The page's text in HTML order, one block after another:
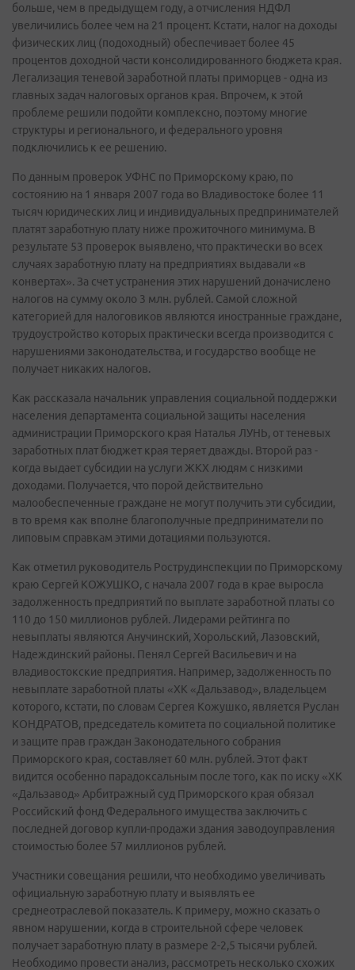
больше, чем в предыдущем году, а отчисления НДФЛ
увеличились более чем на 21 процент. Кстати, налог на доходы
физических лиц (подоходный) обеспечивает более 45
процентов доходной части консолидированного бюджета края.
Легализация теневой заработной платы приморцев - одна из
главных задач налоговых органов края. Впрочем, к этой
проблеме решили подойти комплексно, поэтому многие
структуры и регионального, и федерального уровня
подключились к ее решению.
По данным проверок УФНС по Приморскому краю, по
состоянию на 1 января 2007 года во Владивостоке более 11
тысяч юридических лиц и индивидуальных предпринимателей
платят заработную плату ниже прожиточного минимума. В
результате 53 проверок выявлено, что практически во всех
случаях заработную плату на предприятиях выдавали «в
конвертах». За счет устранения этих нарушений доначислено
налогов на сумму около 3 млн. рублей. Самой сложной
категорией для налоговиков являются иностранные граждане,
трудоустройство которых практически всегда производится с
нарушениями законодательства, и государство вообще не
получает никаких налогов.
Как рассказала начальник управления социальной поддержки
населения департамента социальной защиты населения
администрации Приморского края Наталья ЛУНЬ, от теневых
заработных плат бюджет края теряет дважды. Второй раз -
когда выдает субсидии на услуги ЖКХ людям с низкими
доходами. Получается, что порой действительно
малообеспеченные граждане не могут получить эти субсидии,
в то время как вполне благополучные предприниматели по
липовым справкам этими дотациями пользуются.
Как отметил руководитель Рострудинспекции по Приморскому
краю Сергей КОЖУШКО, с начала 2007 года в крае выросла
задолженность предприятий по выплате заработной платы со
110 до 150 миллионов рублей. Лидерами рейтинга по
невыплаты являются Анучинский, Хорольский, Лазовский,
Надеждинский районы. Пенял Сергей Васильевич и на
владивостокские предприятия. Например, задолженность по
невыплате заработной платы «ХК «Дальзавод», владельцем
которого, кстати, по словам Сергея Кожушко, является Руслан
КОНДРАТОВ, председатель комитета по социальной политике
и защите прав граждан Законодательного собрания
Приморского края, составляет 60 млн. рублей. Этот факт
видится особенно парадоксальным после того, как по иску «ХК
«Дальзавод» Арбитражный суд Приморского края обязал
Российский фонд Федерального имущества заключить с
последней договор купли-продажи здания заводоуправления
стоимостью более 57 миллионов рублей.
Участники совещания решили, что необходимо увеличивать
официальную заработную плату и выявлять ее
среднеотраслевой показатель. К примеру, можно сказать о
явном нарушении, когда в строительной сфере человек
получает заработную плату в размере 2-2,5 тысячи рублей.
Необходимо провести анализ, рассмотреть несколько схожих